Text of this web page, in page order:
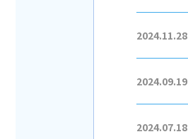
2024.11.28
2024.09.19
2024.07.18